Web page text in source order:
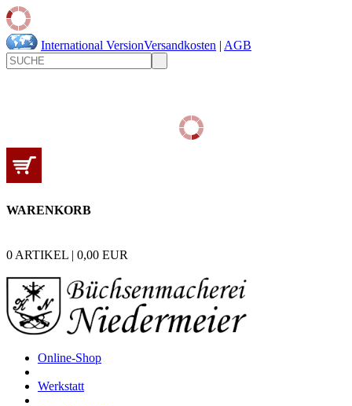
International VersionVersandkosten | AGB
WARENKORB
0 ARTIKEL | 0,00 EUR
Online-Shop
Werkstatt